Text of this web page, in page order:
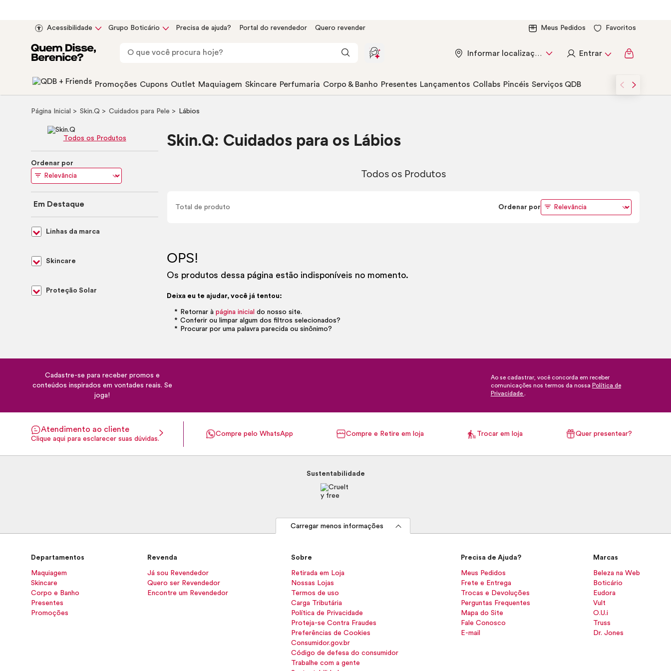
Acessibilidade Grupo Boticário Precisa de ajuda? Portal do revendedor Quero revender Meus Pedidos Favoritos
Informar localização Entrar
Promoções Cupons Outlet Maquiagem Skincare Perfumaria Corpo & Banho Presentes Lançamentos Collabs Pincéis Serviços QDB
Página Inicial Skin.Q Cuidados para Pele Lábios
Skin.Q: Cuidados para os Lábios
Todos os Produtos
Total deproduto Ordenar por
OPS!
Os produtos dessa página estão indisponíveis no momento.
Deixa eu te ajudar, você já tentou:
Retornar àpágina inicial do nosso site.
Conferir ou limpar algum dos filtros selecionados?
Procurar por uma palavra parecida ou sinônimo?
Todos os Produtos
Ordenar por
Em Destaque
Linhas da marca
Skincare
Proteção Solar
Cadastre-se para receber promos e
conteúdos inspirados em vontades reais. Se
joga!
Ao se cadastrar, você concorda em receber
comunicações nos termos da nossa Política de
Privacidade .
Atendimento ao cliente
Clique aqui para esclarecer suas dúvidas.
Compre pelo WhatsApp Compre e Retire em loja Trocar em loja Quer presentear?
Sustentabilidade
Carregar menos informações
Departamentos
Maquiagem
Skincare
Corpo e Banho
Presentes
Promoções
Revenda
Já sou Revendedor
Quero ser Revendedor
Encontre um Revendedor
Sobre
Retirada em Loja
Nossas Lojas
Termos de uso
Carga Tributária
Política de Privacidade
Proteja-se Contra Fraudes
Preferências de Cookies
Consumidor.gov.br
Código de defesa do consumidor
Trabalhe com a gente
Precisa de Ajuda?
Meus Pedidos
Frete e Entrega
Trocas e Devoluções
Perguntas Frequentes
Mapa do Site
Fale Conosco
E-mail
Marcas
Beleza na Web
Boticário
Eudora
Vult
O.U.i
Truss
Dr. Jones